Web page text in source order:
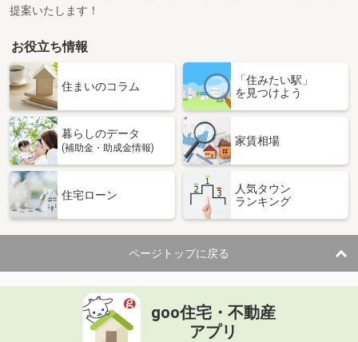
提案いたします！
お役立ち情報
住まいのコラム
「住みたい駅」
を見つけよう
暮らしのデータ
(補助金・助成金情報)
家賃相場
住宅ローン
人気タウン
ランキング
ページトップに戻る
goo住宅・不動産
アプリ